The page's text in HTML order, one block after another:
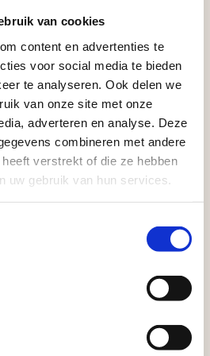
van cookies
content en advertenties te
voor social media te bieden
te analyseren. Ook delen we
van onze site met onze
adverteren en analyse. Deze
combineren met andere
verstrekt of die ze hebben
uw gebruik van hun services.
worden
de meest geschikte partner
op zoek naar tuin- en
leverancier van
wij een breed assortiment
Lees meer over de
.
tijdens de
Dordrecht hanteren tijdens
openingstijden op
voor de
al het wegverkeer, is het fijn
inspirerende showtuinen